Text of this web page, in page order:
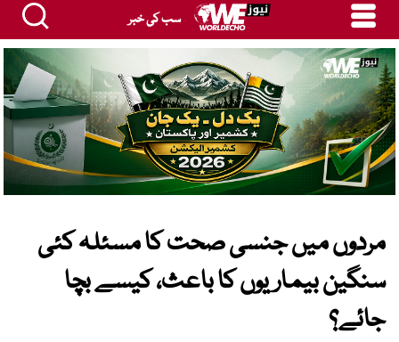
سب کی خبر
مردوں میں جنسی صحت کا مسئلہ کئی
سنگین بیماریوں کا باعث، کیسے بچا
جائے؟